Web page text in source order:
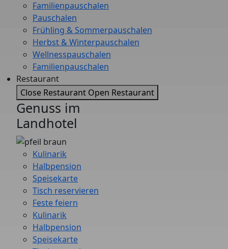
Familienpauschalen
Pauschalen
Frühling & Sommerpauschalen
Herbst & Winterpauschalen
Wellnesspauschalen
Familienpauschalen
Restaurant
Close Restaurant Open Restaurant
Genuss im
Landhotel
Kulinarik
Halbpension
Speisekarte
Tisch reservieren
Feste feiern
Kulinarik
Halbpension
Speisekarte